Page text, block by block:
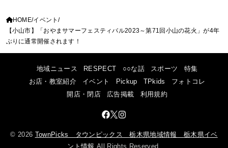
HOME イベント
【小山市】「おやまサマーフェスティバル2023～第71回小山の花火」が4年
ぶりに通常開催されます！
地域ニュース RESPECT ○○な話 スポーツ
特集
お店・教室紹介
イベント Pickup TPkids
フォトコレ
開店・閉店
広告掲載 利用規約
© 2026 TownPicks タウンピックス 栃木県地域情報 栃木県イベ
ント情報 All Rights Reserved.